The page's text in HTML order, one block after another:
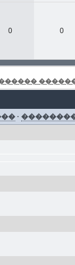
0 0
�������
·